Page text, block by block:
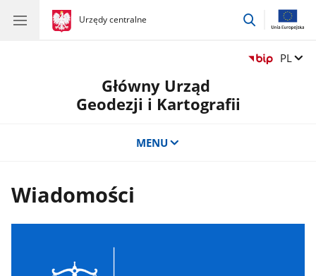
gov.pl
Urzędy centralne
gov.pl
Urzędy
przejdź
Zmień
PL
Główny Urząd
Geodezji i Kartografii
MENU
Wiadomości